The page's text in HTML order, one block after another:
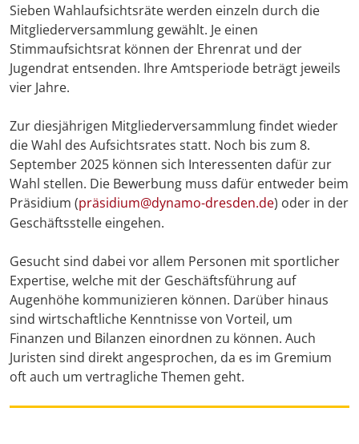
Sieben Wahlaufsichtsräte werden einzeln durch die
Mitgliederversammlung gewählt. Je einen
Stimmaufsichtsrat können der Ehrenrat und der
Jugendrat entsenden. Ihre Amtsperiode beträgt jeweils
vier Jahre.
Zur diesjährigen Mitgliederversammlung findet wieder
die Wahl des Aufsichtsrates statt. Noch bis zum 8.
September 2025 können sich Interessenten dafür zur
Wahl stellen. Die Bewerbung muss dafür entweder beim
Präsidium (präsidium@dynamo-dresden.de) oder in der
Geschäftsstelle eingehen.
Gesucht sind dabei vor allem Personen mit sportlicher
Expertise, welche mit der Geschäftsführung auf
Augenhöhe kommunizieren können. Darüber hinaus
sind wirtschaftliche Kenntnisse von Vorteil, um
Finanzen und Bilanzen einordnen zu können. Auch
Juristen sind direkt angesprochen, da es im Gremium
oft auch um vertragliche Themen geht.